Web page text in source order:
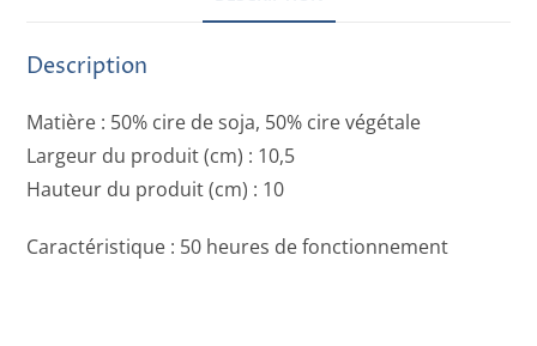
Description
Matière : 50% cire de soja, 50% cire végétale
Largeur du produit (cm) : 10,5
Hauteur du produit (cm) : 10
Caractéristique : 50 heures de fonctionnement